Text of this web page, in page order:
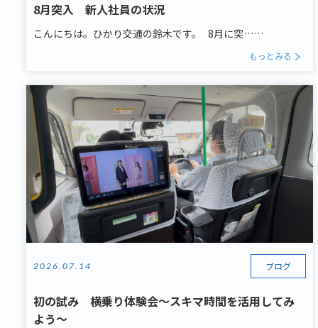
8月突入 新人社員の状況
こんにちは。ひかり交通の鈴木です。 8月に突……
もっとみる
2026.07.14 ブログ
初の試み 横乗り体験会～スキマ時間を活用してみ
よう～